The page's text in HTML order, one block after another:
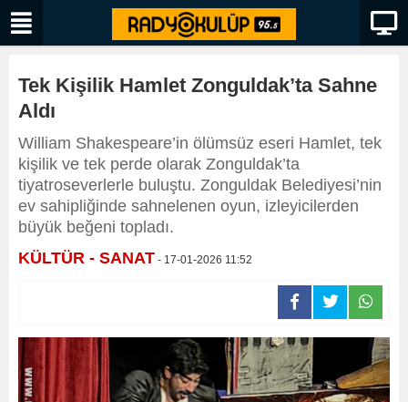
Tek Kişilik Hamlet Zonguldak’ta Sahne
Aldı
William Shakespeare’in ölümsüz eseri Hamlet, tek
kişilik ve tek perde olarak Zonguldak’ta
tiyatroseverlerle buluştu. Zonguldak Belediyesi’nin
ev sahipliğinde sahnelenen oyun, izleyicilerden
büyük beğeni topladı.
KÜLTÜR - SANAT - 17-01-2026 11:52